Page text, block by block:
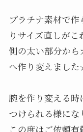
プラチナ素材で
りサイズ直しが
側の太い部分か
へ作り変えまし
腕を作り変える
つけられる様にな
この度はご依頼有